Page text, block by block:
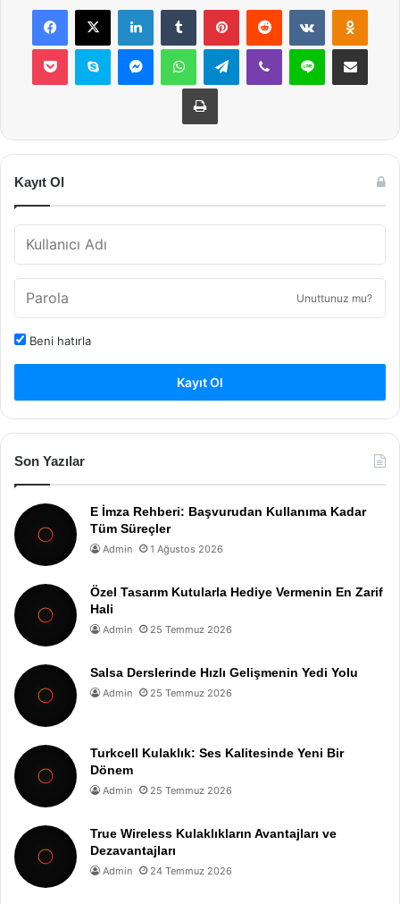
Facebook
X LinkedInTumblr PinterestReddit VKontakte
Pocket Skype MessengerWhatsAppTelegramViber Line E-Posta ile
Yazdır
Kayıt Ol
Unuttunuz mu?
Beni hatırla
Kayıt Ol
Son Yazılar
E İmza Rehberi: Başvurudan Kullanıma Kadar
Tüm Süreçler
Admin 1 Ağustos 2026
Özel Tasarım Kutularla Hediye Vermenin En Zarif
Hali
Admin 25 Temmuz 2026
Salsa Derslerinde Hızlı Gelişmenin Yedi Yolu
Admin 25 Temmuz 2026
Turkcell Kulaklık: Ses Kalitesinde Yeni Bir
Dönem
Admin 25 Temmuz 2026
True Wireless Kulaklıkların Avantajları ve
Dezavantajları
Admin 24 Temmuz 2026